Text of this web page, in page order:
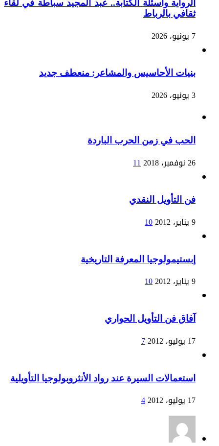
الرواية وأسئلة الكتابة.. عبد المجيد سباطة في لقاء
ثقافي بالرباط
7 يونيو، 2026
بنيات الأحاسيس والمشاعر: منعطف جديد
3 يونيو، 2026
الحب في زمن الحرب الباردة
26 نوفمبر، 2018 11
فن التأويل النقدي
9 يناير، 2012 10
إبستيمولوجيا المعرفة التاريخية
9 يناير، 2012 10
آفاق فن التأويل الحواري
17 يوليو، 2012 7
استعمالات السيرة عند رواد الأنثروبولوجيا التأويلية
17 يوليو، 2012 4